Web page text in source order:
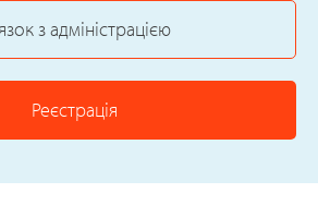
з адміністрацією
Реєстрація